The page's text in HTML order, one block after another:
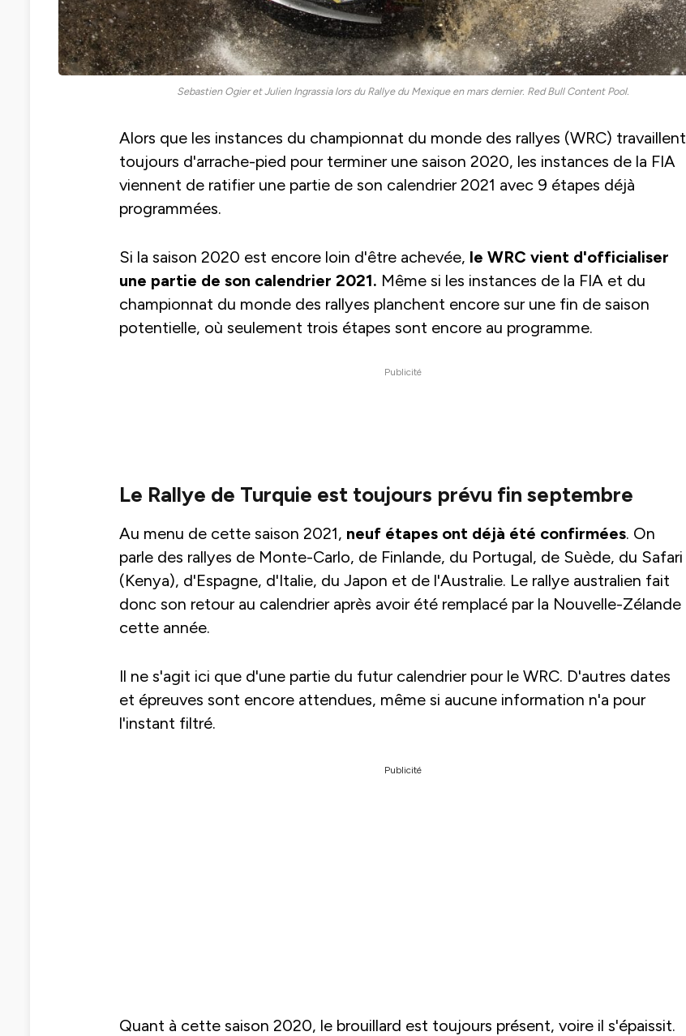
Sebastien Ogier et Julien Ingrassia lors du Rallye du Mexique en mars dernier. Red Bull Content Pool.
Alors que les instances du championnat du monde des rallyes (WRC) travaillent
toujours d'arrache-pied pour terminer une saison 2020, les instances de la FIA
viennent de ratifier une partie de son calendrier 2021 avec 9 étapes déjà
programmées.
Si la saison 2020 est encore loin d'être achevée, le WRC vient d'officialiser
une partie de son calendrier 2021. Même si les instances de la FIA et du
championnat du monde des rallyes planchent encore sur une fin de saison
potentielle, où seulement trois étapes sont encore au programme.
Publicité
Le Rallye de Turquie est toujours prévu fin septembre
Au menu de cette saison 2021, neuf étapes ont déjà été confirmées. On
parle des rallyes de Monte-Carlo, de Finlande, du Portugal, de Suède, du Safari
(Kenya), d'Espagne, d'Italie, du Japon et de l'Australie. Le rallye australien fait
donc son retour au calendrier après avoir été remplacé par la Nouvelle-Zélande
cette année.
Il ne s'agit ici que d'une partie du futur calendrier pour le WRC. D'autres dates
et épreuves sont encore attendues, même si aucune information n'a pour
l'instant filtré.
Publicité
Quant à cette saison 2020, le brouillard est toujours présent, voire il s'épaissit.